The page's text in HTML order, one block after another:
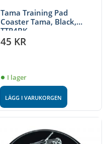
Tama Training Pad
Coaster Tama, Black,
TTP4BK
45 KR
I lager
LÄGG I VARUKORGEN